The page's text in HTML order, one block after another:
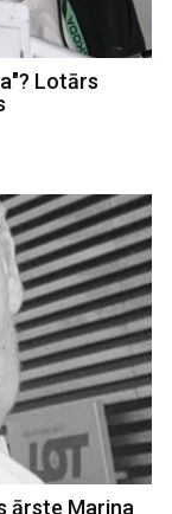
Lotārs
ārste Marina